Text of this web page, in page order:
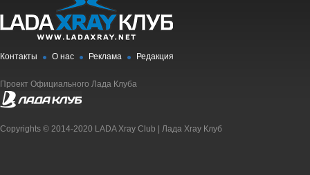
Контакты О нас Реклама Редакция
Проект Официального Лада Клуба
Copyrights © 2014-2020 LADA Xray Club | Лада Xray Клуб